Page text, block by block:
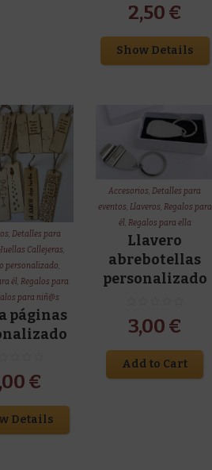
2,50 €
Show Details
,Detalles para
Callejeras,
personalizado,
él, Regalos para
para niñ@s
páginas
€
Details
Accesorios,Detalles para
eventos, Llaveros, Regalos para
él, Regalos para ella
Llavero
abrebotellas
personalizado
3,00 €
Add to Cart